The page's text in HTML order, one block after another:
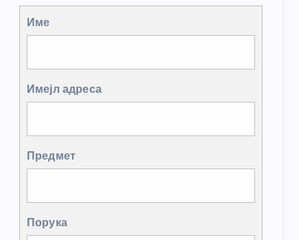
Име
Имејл адреса
Предмет
Порука